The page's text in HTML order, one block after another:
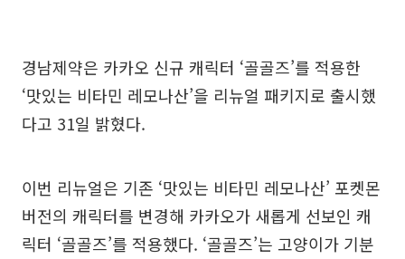
경남제약은 카카오 신규 캐릭터 ‘골골즈’를 적용한
‘맛있는 비타민 레모나산’을 리뉴얼 패키지로 출시했
다고 31일 밝혔다.
이번 리뉴얼은 기존 ‘맛있는 비타민 레모나산’ 포켓몬
버전의 캐릭터를 변경해 카카오가 새롭게 선보인 캐
릭터 ‘골골즈’를 적용했다. ‘골골즈’는 고양이가 기분